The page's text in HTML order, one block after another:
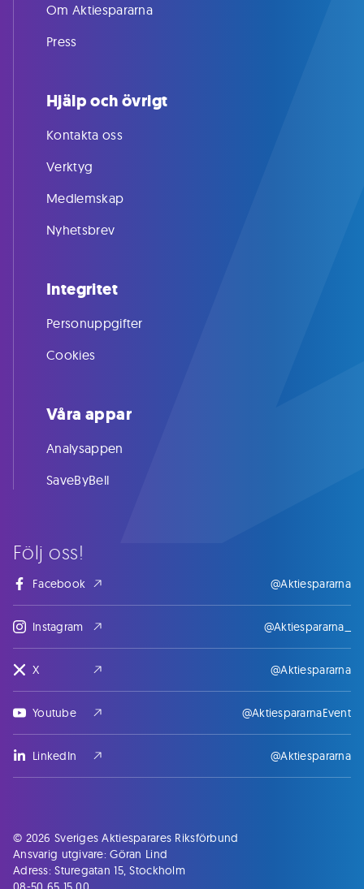
Följ oss!
Facebook @Aktiespararna
Instagram @Aktiespararna_
X @Aktiespararna
Youtube @AktiespararnaEvent
LinkedIn @Aktiespararna
Om Aktiespararna
Press
Hjälp och övrigt
Kontakta oss
Verktyg
Medlemskap
Nyhetsbrev
Integritet
Personuppgifter
Cookies
Våra appar
Analysappen
SaveByBell
© 2026 Sveriges Aktiesparares Riksförbund
Ansvarig utgivare: Göran Lind
Adress: Sturegatan 15, Stockholm